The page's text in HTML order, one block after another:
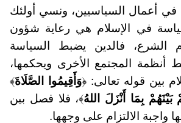
في أعمال السياسيين، ونسي أولئك
في الإسلام هي رعاية شؤون
الشرع، فالدين يضبط السياسة
أنظمة المجتمع الأخرى ويحكمها،
بين قوله تعالى: ﴿وَأَقِيمُوا الصَّلَاةَ﴾
بِمَا أَنْزَلَ اللهُ﴾، فلا فصل بين
واجبة الالتزام على وجهها.